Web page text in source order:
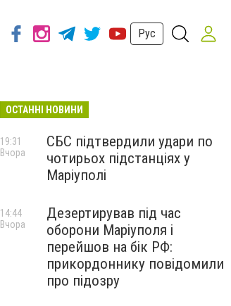
Рус
ОСТАННІ НОВИНИ
СБС підтвердили удари по
чотирьох підстанціях у
Маріуполі
19:31
Вчора
Дезертирував під час
оборони Маріуполя і
перейшов на бік РФ:
прикордоннику повідомили
про підозру
14:44
Вчора